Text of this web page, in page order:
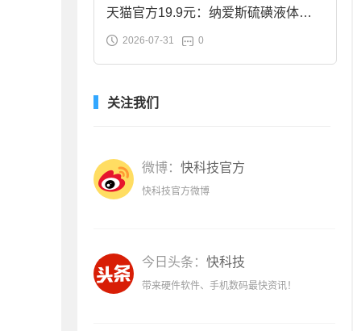
天猫官方19.9元：纳爱斯硫磺液体香
皂2斤大促
2026-07-31 0
关注我们
微博： 快科技官方
快科技官方微博
今日头条： 快科技
带来硬件软件、手机数码最快资讯！